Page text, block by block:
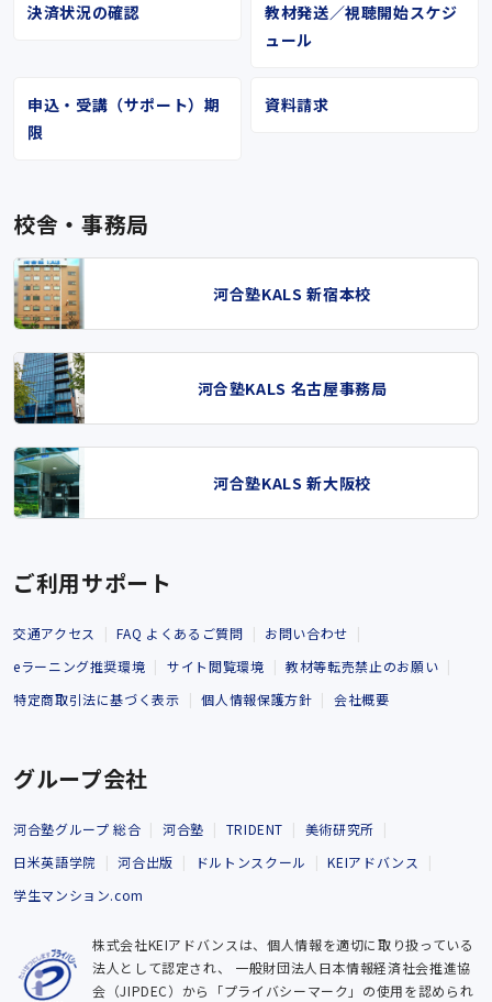
決済状況の確認
教材発送／視聴開始スケジ
ュール
申込・受講（サポート）期
限
資料請求
校舎・事務局
河合塾KALS 新宿本校
河合塾KALS 名古屋事務局
河合塾KALS 新大阪校
ご利用サポート
交通アクセス FAQ よくあるご質問
お問い合わせ
eラーニング推奨環境
サイト閲覧環境
教材等転売禁止のお願い
特定商取引法に基づく表示
個人情報保護方針 会社概要
グループ会社
河合塾グループ 総合 河合塾 TRIDENT
美術研究所
日米英語学院
河合出版 ドルトンスクール
KEIアドバンス
学生マンション.com
株式会社KEIアドバンスは、個人情報を適切に取り扱っている
法人として認定され、 一般財団法人日本情報経済社会推進協
会（JIPDEC）から「プライバシーマーク」の使用を認められ